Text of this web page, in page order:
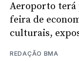
Aeroporto terá
feira de
culturais,
REDAÇÃO BMA